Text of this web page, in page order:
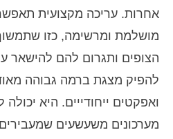
אחרות. עריכה מקצועית
מושלמת ומרשימה, כזו
הצופים ותגרום להם להישאר
להפיק מצגת ברמה גבוהה
ואפקטים ייחודייים. היא
מערכונים משעשעים